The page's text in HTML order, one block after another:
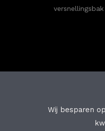
Wij besparen